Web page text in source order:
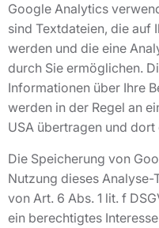
Google Analytics
sind Textdateien, die auf
werden und die eine
durch Sie ermöglichen.
Informationen über Ihre
werden in der Regel an
USA übertragen und
Die Speicherung von
Nutzung dieses
von Art. 6 Abs. 1 lit. f
ein berechtigtes